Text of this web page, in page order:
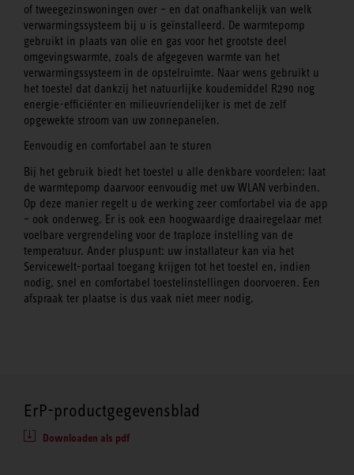
of tweegezinswoningen over – en dat onafhankelijk van welk
verwarmingssysteem bij u is geïnstalleerd. De warmtepomp
gebruikt in plaats van olie en gas voor het grootste deel
omgevingswarmte, zoals de afgegeven warmte van het
verwarmingssysteem in de opstelruimte. Naar wens gebruikt u
het toestel dat dankzij het natuurlijke koudemiddel R290 nog
energie-efficiënter en milieuvriendelijker is met de zelf
opgewekte stroom van uw zonnepanelen.
Eenvoudig en comfortabel aan te sturen
Bij het gebruik biedt het toestel u alle denkbare voordelen: laat
de warmtepomp daarvoor eenvoudig met uw WLAN verbinden.
Op deze manier regelt u de werking zeer comfortabel via de app
– ook onderweg. Er is ook een hoogwaardige draairegelaar met
voelbare vergrendeling voor de traploze instelling van de
temperatuur. Ander pluspunt: uw installateur kan via het
Servicewelt-portaal toegang krijgen tot het toestel en, indien
nodig, snel en comfortabel toestelinstellingen doorvoeren. Een
afspraak ter plaatse is dus vaak niet meer nodig.
ErP-productgegevensblad
Downloaden als pdf